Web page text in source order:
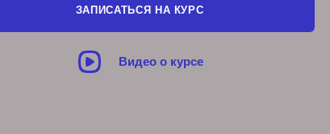
ЗАПИСАТЬСЯ НА КУРС
Видео о курсе